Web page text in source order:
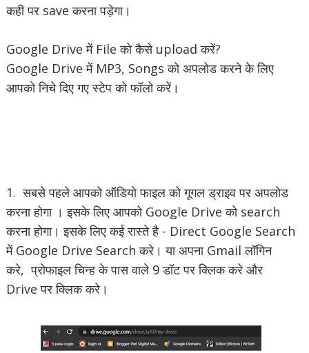
कही पर save करना पड़ेगा।
Google Drive में File को कैसे upload करें?
Google Drive में MP3, Songs को अपलोड करने के लिए
आपको निचे दिए गए स्टेप को फॉलो करें।
1. सबसे पहले आपको ऑडियो फाइल को गूगल ड्राइव पर अपलोड
करना होगा । इसके लिए आपको Google Drive को search
करना होगा। इसके लिए कई रास्ते है - Direct Google Search
में Google Drive Search करे। या अपना Gmail लॉगिन
करे, प्रोफाइल चिन्ह के पास वाले 9 डॉट पर क्लिक करे और
Drive पर क्लिक करे।